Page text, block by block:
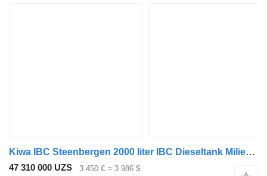
Kiwa IBC Steenbergen 2000 liter IBC Dieseltank Milieutank met handpom
47 310 000 UZS 3 450 € ≈ 3 986 $